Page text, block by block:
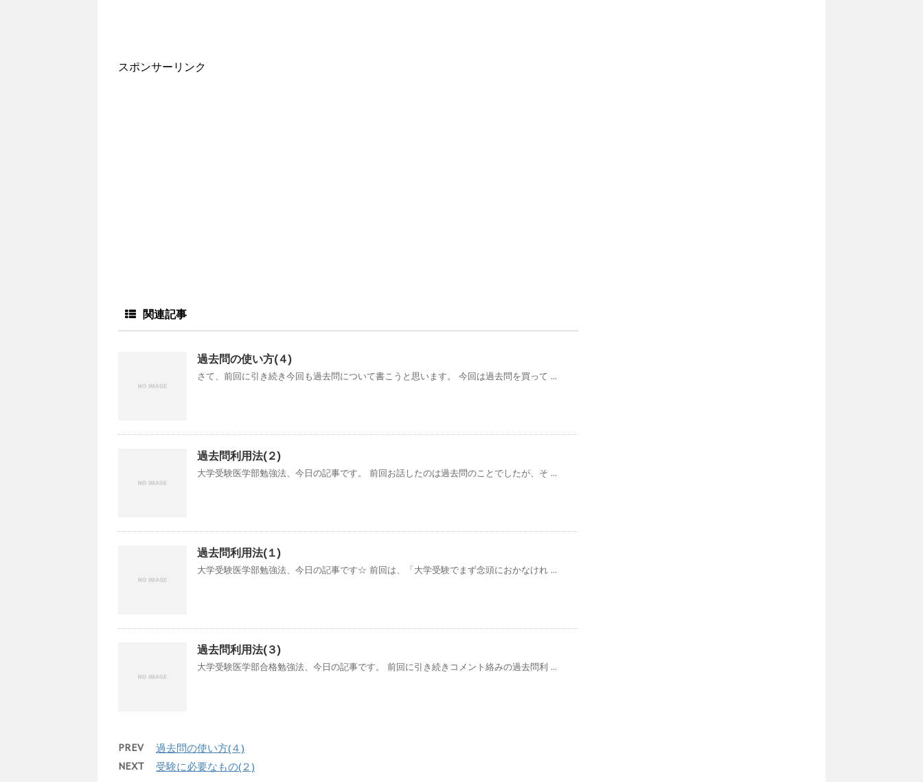
スポンサーリンク
関連記事
過去問の使い方(４)
さて、前回に引き続き今回も過去問について書こうと思います。 今回は過去問を買って ...
過去問利用法(２)
大学受験医学部勉強法、今日の記事です。 前回お話したのは過去問のことでしたが、そ ...
過去問利用法(１)
大学受験医学部勉強法、今日の記事です☆ 前回は、「大学受験でまず念頭におかなけれ ...
過去問利用法(３)
大学受験医学部合格勉強法、今日の記事です。 前回に引き続きコメント絡みの過去問利 ...
PREV 過去問の使い方(４)
NEXT 受験に必要なもの(２)